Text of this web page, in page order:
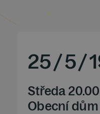
25/5/
Středa 20.00
Obecní